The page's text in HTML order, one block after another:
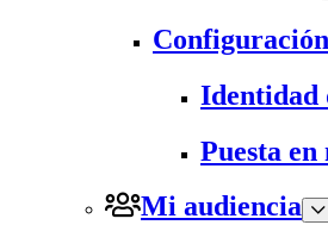
Configuración
Identidad
Puesta
Mi audiencia